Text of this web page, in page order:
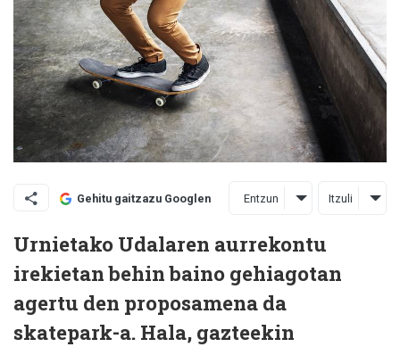
Gehitu gaitzazu Googlen Entzun Itzuli
Urnietako Udalaren aurrekontu
irekietan behin baino gehiagotan
agertu den proposamena da
skatepark-a. Hala, gazteekin